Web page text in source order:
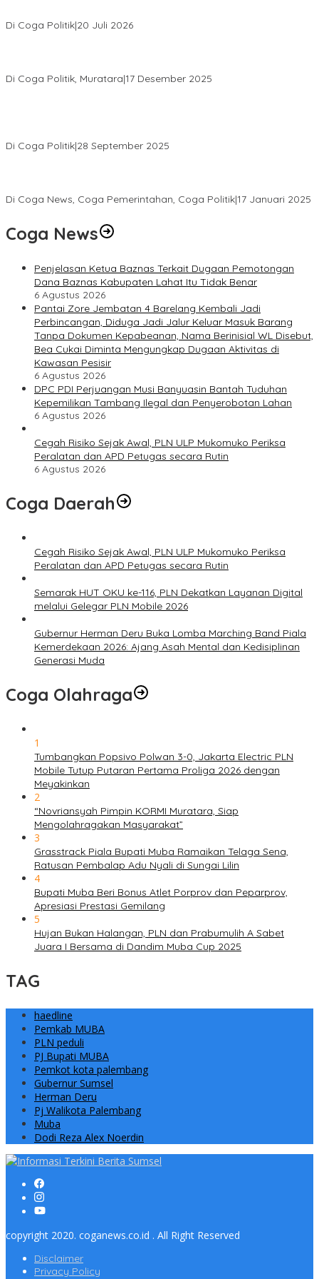
Di Coga Politik|20 Juli 2026
Di Coga Politik, Muratara|17 Desember 2025
Di Coga Politik|28 September 2025
Di Coga News, Coga Pemerintahan, Coga Politik|17 Januari 2025
Coga News
Penjelasan Ketua Baznas Terkait Dugaan Pemotongan
Dana Baznas Kabupaten Lahat Itu Tidak Benar
6 Agustus 2026
Pantai Zore Jembatan 4 Barelang Kembali Jadi
Perbincangan, Diduga Jadi Jalur Keluar Masuk Barang
Tanpa Dokumen Kepabeanan, Nama Berinisial WL Disebut,
Bea Cukai Diminta Mengungkap Dugaan Aktivitas di
Kawasan Pesisir
6 Agustus 2026
DPC PDI Perjuangan Musi Banyuasin Bantah Tuduhan
Kepemilikan Tambang Ilegal dan Penyerobotan Lahan
6 Agustus 2026
Cegah Risiko Sejak Awal, PLN ULP Mukomuko Periksa
Peralatan dan APD Petugas secara Rutin
6 Agustus 2026
Coga Daerah
Cegah Risiko Sejak Awal, PLN ULP Mukomuko Periksa
Peralatan dan APD Petugas secara Rutin
Semarak HUT OKU ke-116, PLN Dekatkan Layanan Digital
melalui Gelegar PLN Mobile 2026
Gubernur Herman Deru Buka Lomba Marching Band Piala
Kemerdekaan 2026: Ajang Asah Mental dan Kedisiplinan
Generasi Muda
Coga Olahraga
1
Tumbangkan Popsivo Polwan 3-0, Jakarta Electric PLN
Mobile Tutup Putaran Pertama Proliga 2026 dengan
Meyakinkan
2
“Novriansyah Pimpin KORMI Muratara, Siap
Mengolahragakan Masyarakat”
3
Grasstrack Piala Bupati Muba Ramaikan Telaga Sena,
Ratusan Pembalap Adu Nyali di Sungai Lilin
4
Bupati Muba Beri Bonus Atlet Porprov dan Peparprov,
Apresiasi Prestasi Gemilang
5
Hujan Bukan Halangan, PLN dan Prabumulih A Sabet
Juara I Bersama di Dandim Muba Cup 2025
TAG
haedline
Pemkab MUBA
PLN peduli
PJ Bupati MUBA
Pemkot kota palembang
Gubernur Sumsel
Herman Deru
Pj Walikota Palembang
Muba
Dodi Reza Alex Noerdin
copyright 2020. coganews.co.id . All Right Reserved
Disclaimer
Privacy Policy